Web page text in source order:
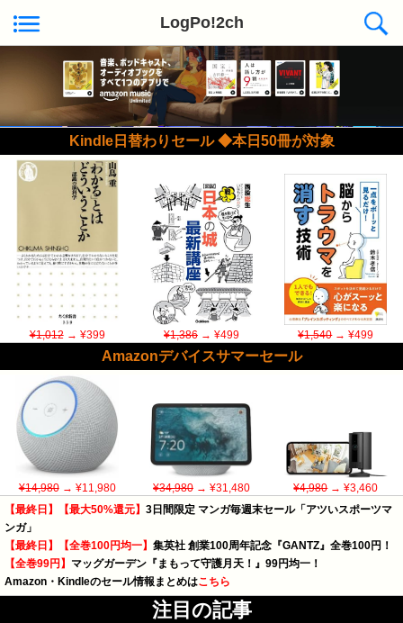
LogPo!2ch
Kindle日替わりセール ◆本日50冊が対象
¥1,012→ ¥399 ¥1,386→ ¥499 ¥1,540→ ¥499
Amazonデバイスサマーセール
¥14,980→ ¥11,980 ¥34,980→ ¥31,480 ¥4,980→ ¥3,460
【最終日】【最大50%還元】 3日間限定 マンガ毎週末セール「アツいスポーツマ
ンガ」
【最終日】【全巻100円均一】 集英社 創業100周年記念『GANTZ』全巻100円！
【全巻99円】 マッグガーデン『まもって守護月天！』99円均一！
Amazon・Kindleのセール情報まとめはこちら
注目の記事